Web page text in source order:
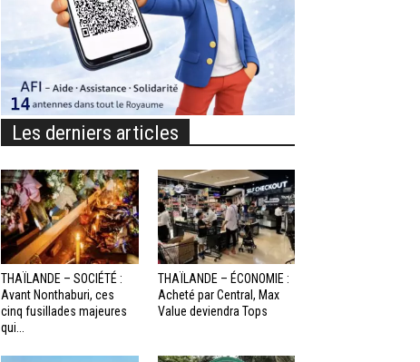
Les derniers articles
THAÏLANDE – SOCIÉTÉ :
Avant Nonthaburi, ces
cinq fusillades majeures
qui...
THAÏLANDE – ÉCONOMIE :
Acheté par Central, Max
Value deviendra Tops